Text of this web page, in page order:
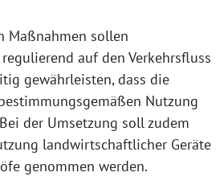
Maßnahmen sollen
auf den Verkehrsfluss
gewährleisten, dass die
Nutzung
der Umsetzung soll zudem
landwirtschaftlicher Geräte
genommen werden.